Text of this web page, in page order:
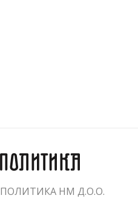
ПОЛИТИКА НМ Д.О.О.